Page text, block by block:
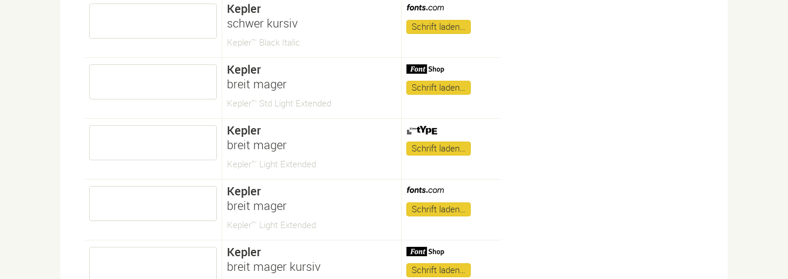
Kepler
schwer kursiv
Kepler™ Black Italic
Schrift laden…
Kepler
breit mager
Kepler™ Std Light Extended
Schrift laden…
Kepler
breit mager
Kepler™ Light Extended
Schrift laden…
Kepler
breit mager
Kepler™ Light Extended
Schrift laden…
Kepler
breit mager kursiv
Schrift laden…